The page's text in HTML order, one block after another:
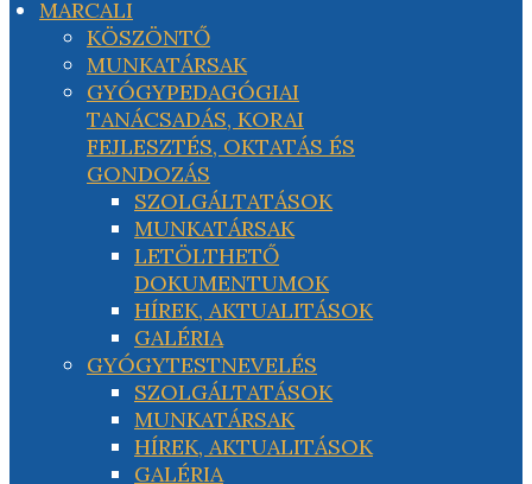
MARCALI
KÖSZÖNTŐ
MUNKATÁRSAK
GYÓGYPEDAGÓGIAI
TANÁCSADÁS, KORAI
FEJLESZTÉS, OKTATÁS ÉS
GONDOZÁS
SZOLGÁLTATÁSOK
MUNKATÁRSAK
LETÖLTHETŐ
DOKUMENTUMOK
HÍREK, AKTUALITÁSOK
GALÉRIA
GYÓGYTESTNEVELÉS
SZOLGÁLTATÁSOK
MUNKATÁRSAK
HÍREK, AKTUALITÁSOK
GALÉRIA